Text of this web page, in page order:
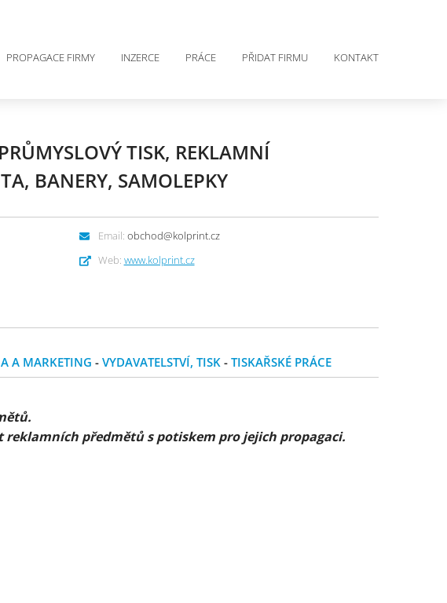
PROPAGACE FIRMY INZERCE PRÁCE PŘIDAT FIRMU KONTAKT
TISK, REKLAMNÍ
BANERY, SAMOLEPKY
Email: obchod@kolprint.cz
Web: www.kolprint.cz
A MARKETING -VYDAVATELSTVÍ, TISK -TISKAŘSKÉ PRÁCE
předmětů s potiskem pro jejich propagaci.